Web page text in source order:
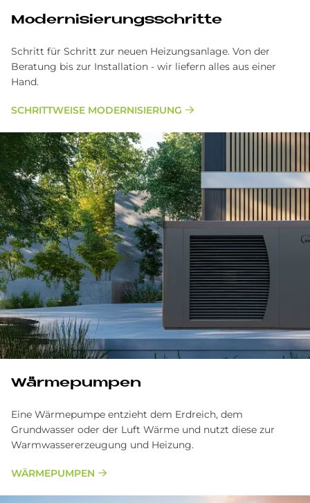
Modernisierungsschritte
Schritt für Schritt zur neuen Heizungsanlage. Von der
Beratung bis zur Installation - wir liefern alles aus einer
Hand.
SCHRITTWEISE MODERNISIERUNG
Wärmepumpen
Eine Wärmepumpe entzieht dem Erdreich, dem
Grundwasser oder der Luft Wärme und nutzt diese zur
Warmwassererzeugung und Heizung.
WÄRMEPUMPEN